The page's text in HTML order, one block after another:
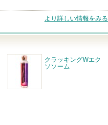
より詳しい情報をみる
クラッキングWエク
ソソーム